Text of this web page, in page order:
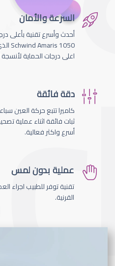
السرعة والأمان
أحدث وأسرع تقنية بأعلى
اعلى درجات الحماية لأنسجة
دقة فائقة
ثبات فائقة اثناء عملية
أسرع واكثر فعالية.
عملية بدون لمس
تقنية توفر للطبيب اجراء
القرنية.